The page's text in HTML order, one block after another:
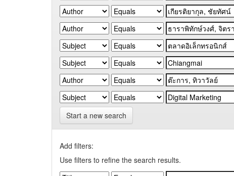
Start a new search
Add filters:
Use filters to refine the search results.